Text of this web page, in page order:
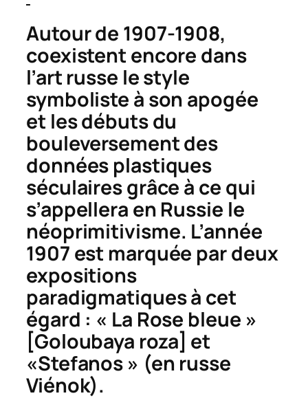
Autour de 1907-1908,
coexistent encore dans
l’art russe le style
symboliste à son apogée
et les débuts du
bouleversement des
données plastiques
séculaires grâce à ce qui
s’appellera en Russie le
néoprimitivisme. L’année
1907 est marquée par deux
expositions
paradigmatiques à cet
égard : « La Rose bleue »
[Goloubaya roza] et
«Stefanos » (en russe
Viénok).